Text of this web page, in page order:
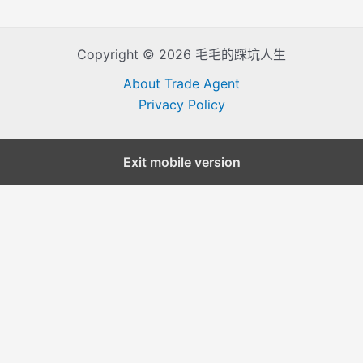
Copyright © 2026 毛毛的踩坑人生
About Trade Agent
Privacy Policy
Exit mobile version